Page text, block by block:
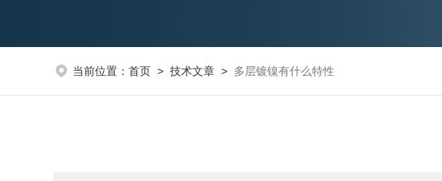
当前位置：首页 >技术文章 > 多层镀镍有什么特性